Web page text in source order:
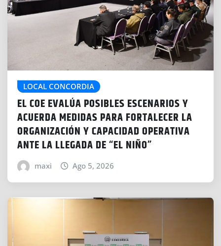
LOCAL CONCORDIA
EL COE EVALÚA POSIBLES ESCENARIOS Y
ACUERDA MEDIDAS PARA FORTALECER LA
ORGANIZACIÓN Y CAPACIDAD OPERATIVA
ANTE LA LLEGADA DE “EL NIÑO”
maxi Ago 5, 2026